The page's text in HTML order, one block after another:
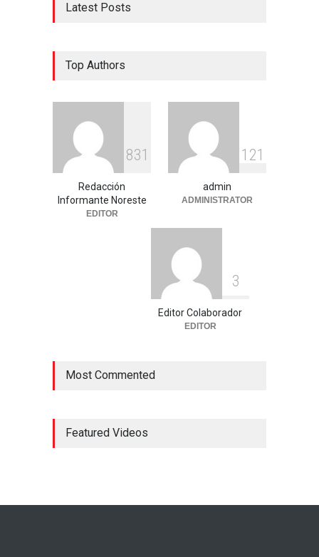
Latest Posts
Top Authors
831
Redacción
Informante Noreste
EDITOR
1 21
admin
ADMINISTRATOR
3
Editor Colaborador
EDITOR
Most Commented
Featured Videos